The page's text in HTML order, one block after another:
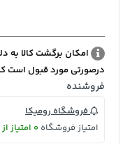
امکان برگشت کالا به
درصورتی مورد قبول است
فروشنده
فروشگاه رومیکا
امتیاز فروشگاه 0 امتیاز از 0 رای